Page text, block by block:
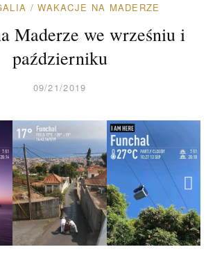
/WAKACJE NA MADERZE
Maderze we wrześniu i
październiku
09/21/2019